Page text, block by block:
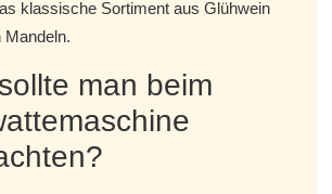
klassische Sortiment aus Glühwein
Mandeln.
man beim